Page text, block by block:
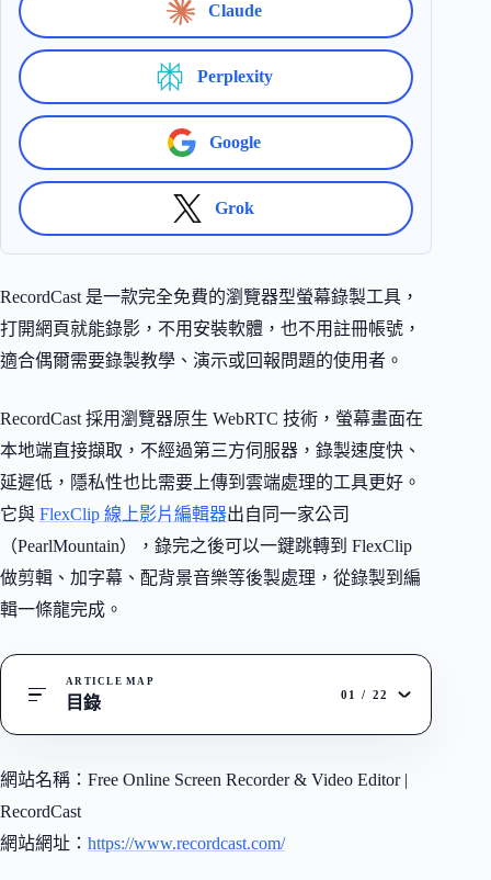
Claude
Perplexity
Google
Grok
RecordCast 是一款完全免費的瀏覽器型螢幕錄製工具，
打開網頁就能錄影，不用安裝軟體，也不用註冊帳號，
適合偶爾需要錄製教學、演示或回報問題的使用者。
RecordCast 採用瀏覽器原生 WebRTC 技術，螢幕畫面在
本地端直接擷取，不經過第三方伺服器，錄製速度快、
延遲低，隱私性也比需要上傳到雲端處理的工具更好。
它與 FlexClip 線上影片編輯器出自同一家公司
（PearlMountain），錄完之後可以一鍵跳轉到 FlexClip
做剪輯、加字幕、配背景音樂等後製處理，從錄製到編
輯一條龍完成。
ARTICLE MAP
目錄 01 / 22
網站名稱：Free Online Screen Recorder & Video Editor |
RecordCast
網站網址： https://www.recordcast.com/